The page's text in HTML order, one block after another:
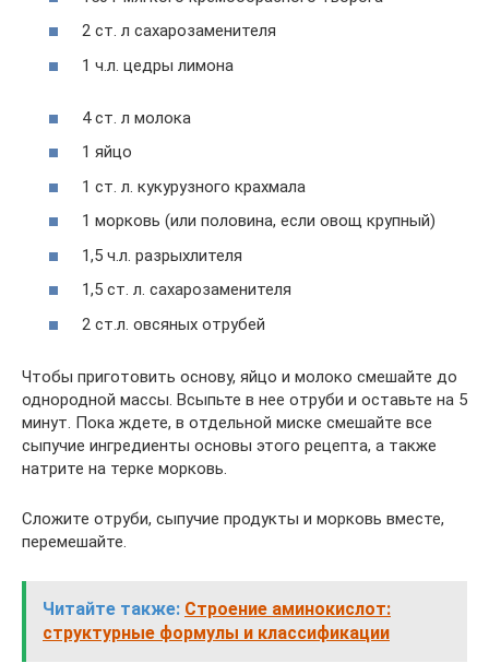
2 ст. л сахарозаменителя
1 ч.л. цедры лимона
4 ст. л молока
1 яйцо
1 ст. л. кукурузного крахмала
1 морковь (или половина, если овощ крупный)
1,5 ч.л. разрыхлителя
1,5 ст. л. сахарозаменителя
2 ст.л. овсяных отрубей
Чтобы приготовить основу, яйцо и молоко смешайте до
однородной массы. Всыпьте в нее отруби и оставьте на 5
минут. Пока ждете, в отдельной миске смешайте все
сыпучие ингредиенты основы этого рецепта, а также
натрите на терке морковь.
Сложите отруби, сыпучие продукты и морковь вместе,
перемешайте.
Читайте также: Строение аминокислот:
структурные формулы и классификации